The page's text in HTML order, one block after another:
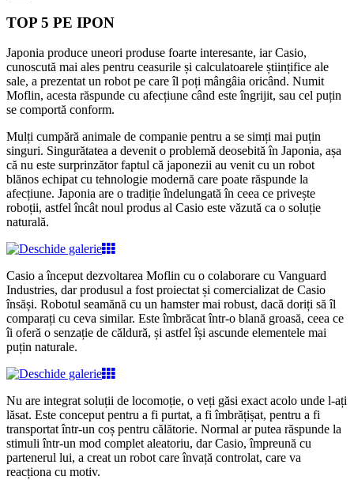
TOP 5 PE IPON
Japonia produce uneori produse foarte interesante, iar Casio,
cunoscută mai ales pentru ceasurile și calculatoarele științifice ale
sale, a prezentat un robot pe care îl poți mângâia oricând. Numit
Moflin, acesta răspunde cu afecțiune când este îngrijit, sau cel puțin
se comportă conform.
Mulți cumpără animale de companie pentru a se simți mai puțin
singuri. Singurătatea a devenit o problemă deosebită în Japonia, așa
că nu este surprinzător faptul că japonezii au venit cu un robot
blănos echipat cu tehnologie modernă care poate răspunde la
afecțiune. Japonia are o tradiție îndelungată în ceea ce privește
roboții, astfel încât noul produs al Casio este văzută ca o soluție
naturală.
Casio a început dezvoltarea Moflin cu o colaborare cu Vanguard
Industries, dar produsul a fost proiectat și comercializat de Casio
însăși. Robotul seamănă cu un hamster mai robust, dacă doriți să îl
comparați cu ceva similar. Este îmbrăcat într-o blană groasă, ceea ce
îi oferă o senzație de căldură, și astfel își ascunde elementele mai
puțin naturale.
Nu are integrat soluții de locomoție, o veți găsi exact acolo unde l-ați
lăsat. Este conceput pentru a fi purtat, a fi îmbrățișat, pentru a fi
transportat într-un coș pentru călătorie. Normal ar putea răspunde la
stimuli într-un mod complet aleatoriu, dar Casio, împreună cu
partenerul lui, a creat un robot care învață controlat, care va
reacționa cu motiv.